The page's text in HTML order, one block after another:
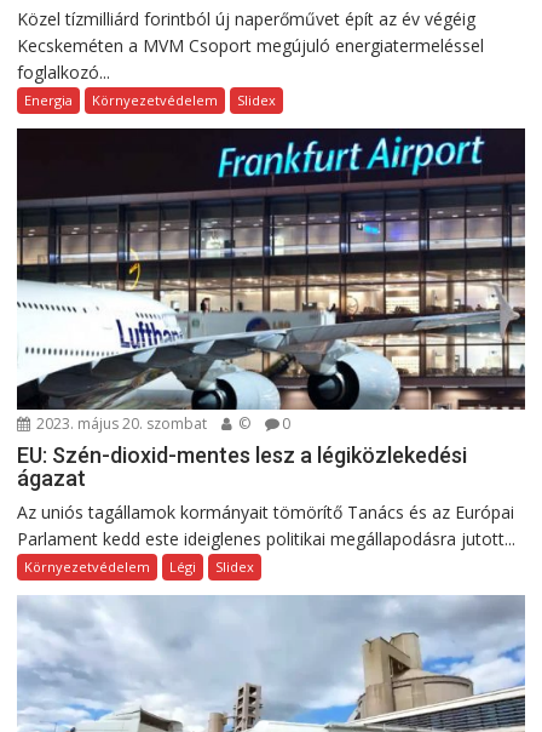
Közel tízmilliárd forintból új naperőművet épít az év végéig
Kecskeméten a MVM Csoport megújuló energiatermeléssel
foglalkozó...
Energia Környezetvédelem Slidex
2023. május 20. szombat © 0
EU: Szén-dioxid-mentes lesz a légiközlekedési
ágazat
Az uniós tagállamok kormányait tömörítő Tanács és az Európai
Parlament kedd este ideiglenes politikai megállapodásra jutott...
Környezetvédelem Légi Slidex